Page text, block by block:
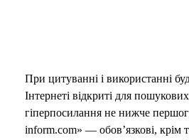
При цитуванні і використанні
Інтернеті відкриті для
гіперпосилання не нижче
inform.com» — обов’язкові, крім